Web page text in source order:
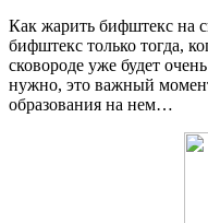
Как жарить бифштекс на
бифштекс только тогда,
сковороде уже будет
нужно, это важный
образования на нем…